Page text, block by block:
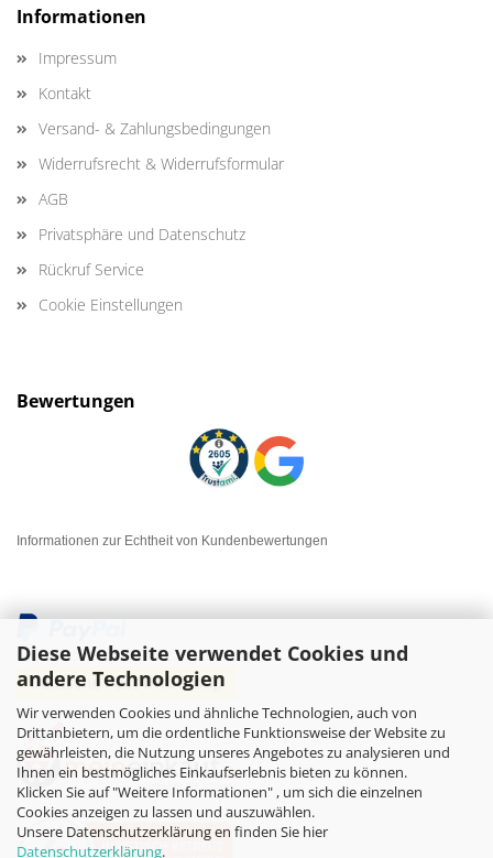
Diese Webseite verwendet Cookies und
andere Technologien
Wir verwenden Cookies und ähnliche Technologien, auch von
Drittanbietern, um die ordentliche Funktionsweise der Website zu
gewährleisten, die Nutzung unseres Angebotes zu analysieren und
Ihnen ein bestmögliches Einkaufserlebnis bieten zu können.
Klicken Sie auf "Weitere Informationen" , um sich die einzelnen
Cookies anzeigen zu lassen und auszuwählen.
Unsere Datenschutzerklärung en finden Sie hier
Datenschutzerklärung.
Informationen
Impressum
Kontakt
Versand- & Zahlungsbedingungen
Widerrufsrecht & Widerrufsformular
AGB
Privatsphäre und Datenschutz
Rückruf Service
Cookie Einstellungen
Bewertungen
Informationen zur Echtheit von Kundenbewertungen